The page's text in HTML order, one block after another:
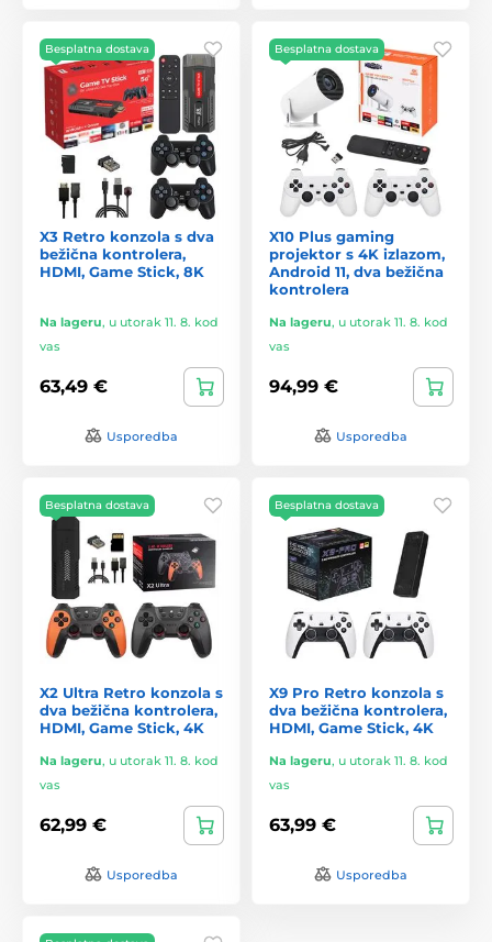
Besplatna dostava
X3 Retro konzola s dva
bežična kontrolera,
HDMI, Game Stick, 8K
Na lageru, u utorak 11. 8. kod
vas
63,49 €
Usporedba
Besplatna dostava
X10 Plus gaming
projektor s 4K izlazom,
Android 11, dva bežična
kontrolera
Na lageru, u utorak 11. 8. kod
vas
94,99 €
Usporedba
Besplatna dostava
X2 Ultra Retro konzola s
dva bežična kontrolera,
HDMI, Game Stick, 4K
Na lageru, u utorak 11. 8. kod
vas
62,99 €
Usporedba
Besplatna dostava
X9 Pro Retro konzola s
dva bežična kontrolera,
HDMI, Game Stick, 4K
Na lageru, u utorak 11. 8. kod
vas
63,99 €
Usporedba